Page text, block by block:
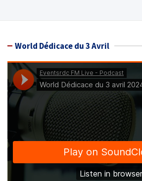
World Dédicace du 3 Avril